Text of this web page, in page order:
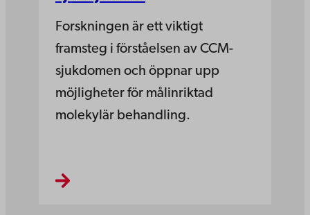
Forskningen är ett viktigt
framsteg i förståelsen av CCM-
sjukdomen och öppnar upp
möjligheter för målinriktad
molekylär behandling.